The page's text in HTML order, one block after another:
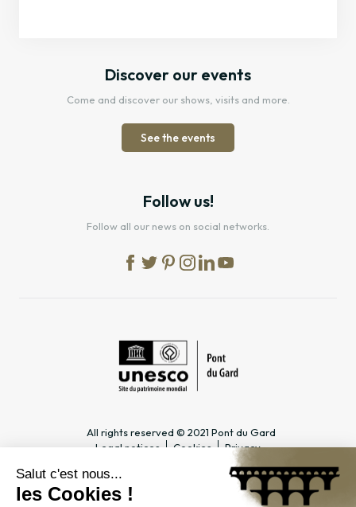
Discover our events
Come and discover our shows, visits and more.
See the events
Follow us!
Follow all our news on social networks.
All rights reserved © 2021 Pont du Gard
Legal notices
Cookies Privacy
PRACTICAL INFORMATION SPECIALIST PAGES